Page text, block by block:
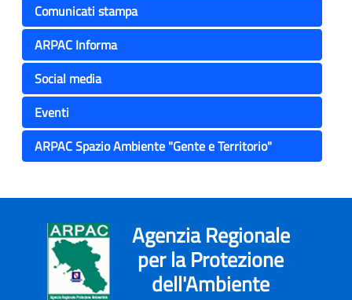
Comunicati stampa
ARPAC Informa
Social media
Eventi
ARPAC Spazio Ambiente "Gente e Territorio"
Agenzia Regionale
per la Protezione
dell'Ambiente